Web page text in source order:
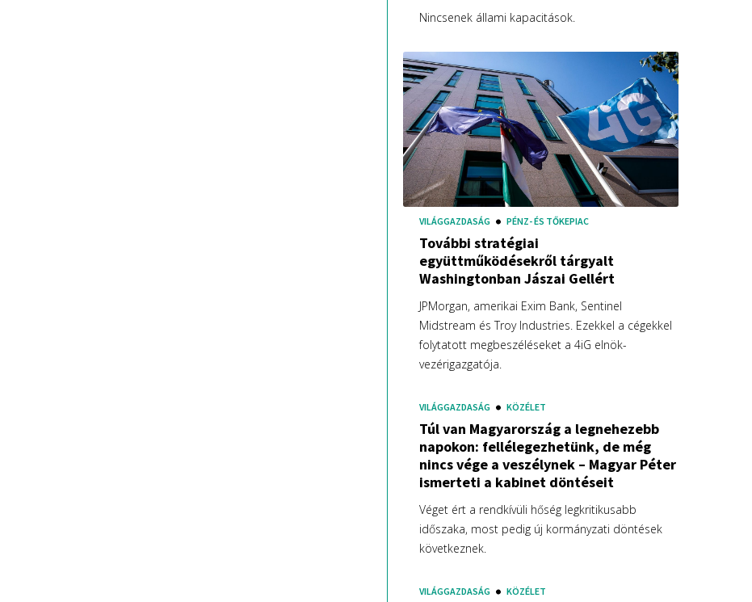
Nincsenek állami kapacitások.
VILÁGGAZDASÁG PÉNZ- ÉS TŐKEPIAC
További stratégiai
együttműködésekről tárgyalt
Washingtonban Jászai Gellért
JPMorgan, amerikai Exim Bank, Sentinel
Midstream és Troy Industries. Ezekkel a cégekkel
folytatott megbeszéléseket a 4iG elnök-
vezérigazgatója.
VILÁGGAZDASÁG KÖZÉLET
Túl van Magyarország a legnehezebb
napokon: fellélegezhetünk, de még
nincs vége a veszélynek – Magyar Péter
ismerteti a kabinet döntéseit
Véget ért a rendkívüli hőség legkritikusabb
időszaka, most pedig új kormányzati döntések
következnek.
VILÁGGAZDASÁG KÖZÉLET